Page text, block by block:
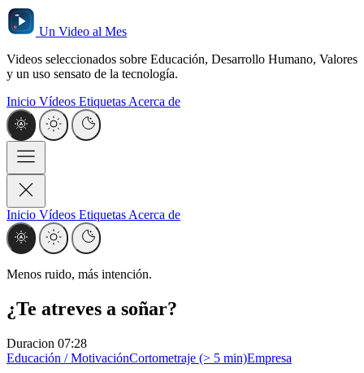
Un Video al Mes
Videos seleccionados sobre Educación, Desarrollo Humano, Valores
y un uso sensato de la tecnología.
Inicio Vídeos Etiquetas Acerca de
Inicio Vídeos Etiquetas Acerca de
Menos ruido, más intención.
¿Te atreves a soñar?
Duracion 07:28
Educación / MotivaciónCortometraje (> 5 min)Empresa